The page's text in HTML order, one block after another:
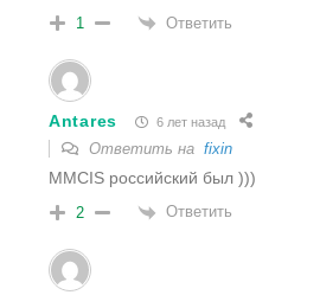
1 Ответить
Antares 6 лет назад
Ответить на fixin
MMCIS российский был )))
2 Ответить